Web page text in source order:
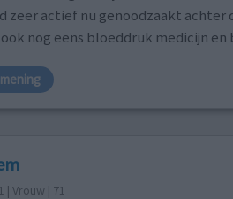
zeer actief nu genoodzaakt achter
nog eens bloeddruk medicijn
| Vrouw | 71